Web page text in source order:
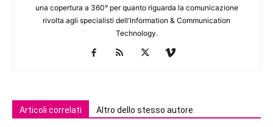
una copertura a 360° per quanto riguarda la comunicazione
rivolta agli specialisti dell'lnformation & Communication
Technology.
Articoli correlati Altro dello stesso autore